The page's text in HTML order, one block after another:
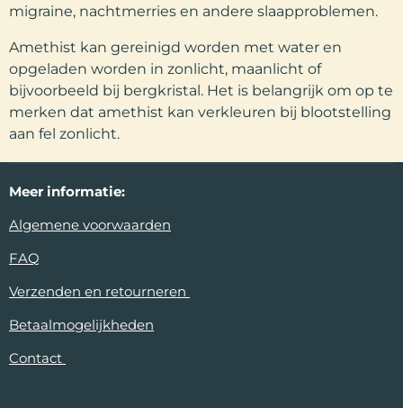
migraine, nachtmerries en andere slaapproblemen.
Amethist kan gereinigd worden met water en
opgeladen worden in zonlicht, maanlicht of
bijvoorbeeld bij bergkristal. Het is belangrijk om op te
merken dat amethist kan verkleuren bij blootstelling
aan fel zonlicht.
Meer informatie:
Algemene voorwaarden
FAQ
Verzenden en retourneren
Betaalmogelijkheden
Contact